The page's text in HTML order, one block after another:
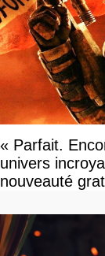
« Parfait.
univers
nouveauté